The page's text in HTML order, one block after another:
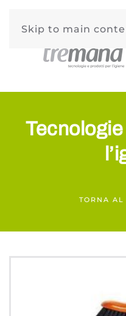
Skip to main
TORNA AL